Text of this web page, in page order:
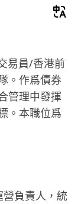
易員/香港前
。作爲債券
管理中發揮
。本職位爲
負責人，統